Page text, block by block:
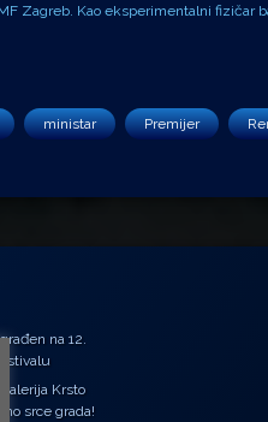
Zagreb. Kao eksperimentalni fizičar
ministar Premijer
na 12.
Krsto
srce grada!